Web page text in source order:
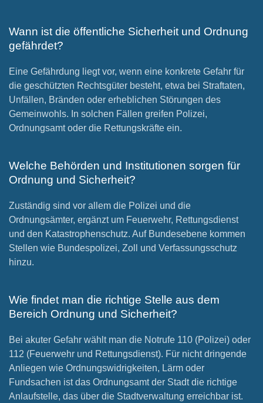
Wann ist die öffentliche Sicherheit und Ordnung
gefährdet?
Eine Gefährdung liegt vor, wenn eine konkrete Gefahr für
die geschützten Rechtsgüter besteht, etwa bei Straftaten,
Unfällen, Bränden oder erheblichen Störungen des
Gemeinwohls. In solchen Fällen greifen Polizei,
Ordnungsamt oder die Rettungskräfte ein.
Welche Behörden und Institutionen sorgen für
Ordnung und Sicherheit?
Zuständig sind vor allem die Polizei und die
Ordnungsämter, ergänzt um Feuerwehr, Rettungsdienst
und den Katastrophenschutz. Auf Bundesebene kommen
Stellen wie Bundespolizei, Zoll und Verfassungsschutz
hinzu.
Wie findet man die richtige Stelle aus dem
Bereich Ordnung und Sicherheit?
Bei akuter Gefahr wählt man die Notrufe 110 (Polizei) oder
112 (Feuerwehr und Rettungsdienst). Für nicht dringende
Anliegen wie Ordnungswidrigkeiten, Lärm oder
Fundsachen ist das Ordnungsamt der Stadt die richtige
Anlaufstelle, das über die Stadtverwaltung erreichbar ist.